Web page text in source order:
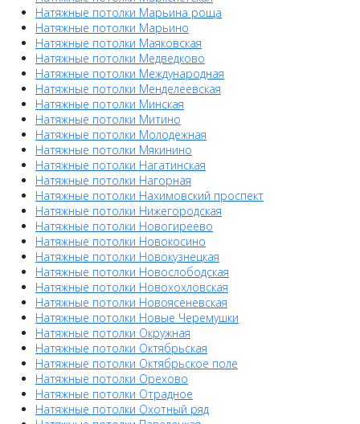
Натяжные потолки Марьина роща
Натяжные потолки Марьино
Натяжные потолки Маяковская
Натяжные потолки Медведково
Натяжные потолки Международная
Натяжные потолки Менделеевская
Натяжные потолки Минская
Натяжные потолки Митино
Натяжные потолки Молодежная
Натяжные потолки Мякинино
Натяжные потолки Нагатинская
Натяжные потолки Нагорная
Натяжные потолки Нахимовский проспект
Натяжные потолки Нижегородская
Натяжные потолки Новогиреево
Натяжные потолки Новокосино
Натяжные потолки Новокузнецкая
Натяжные потолки Новослободская
Натяжные потолки Новохохловская
Натяжные потолки Новоясеневская
Натяжные потолки Новые Черемушки
Натяжные потолки Окружная
Натяжные потолки Октябрьская
Натяжные потолки Октябрьское поле
Натяжные потолки Орехово
Натяжные потолки Отрадное
Натяжные потолки Охотный ряд